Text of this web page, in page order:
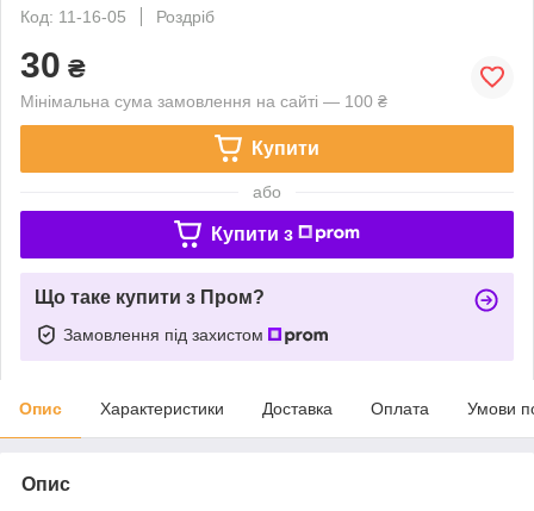
Код: 11-16-05
Роздріб
30 ₴
Мінімальна сума замовлення на сайті — 100 ₴
Купити
або
Купити з
Що таке купити з Пром?
Замовлення під захистом
Опис Характеристики Доставка Оплата Умови
Опис